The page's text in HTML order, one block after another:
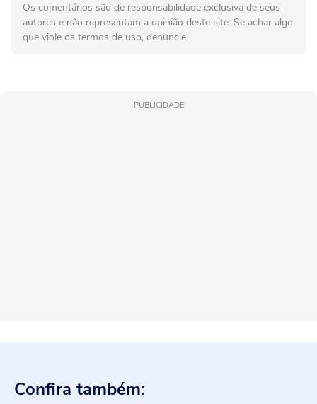
Os comentários são de responsabilidade exclusiva de seus
autores e não representam a opinião deste site. Se achar algo
que viole os termos de uso, denuncie.
PUBLICIDADE
Confira também: